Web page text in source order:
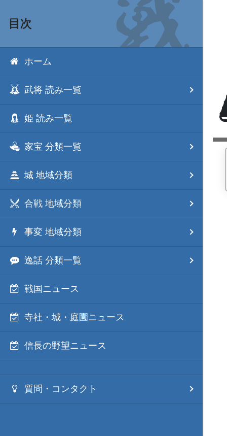
目次
ホーム
武将 読み一覧
姫 読み一覧
家宝 分類一覧
城 地域分類
合戦 地域分類
事変 地域分類
逸話 分類一覧
戦国ニュース
寺社・城・庭園ニュース
信長の野望ニュース
質問・コンタクト